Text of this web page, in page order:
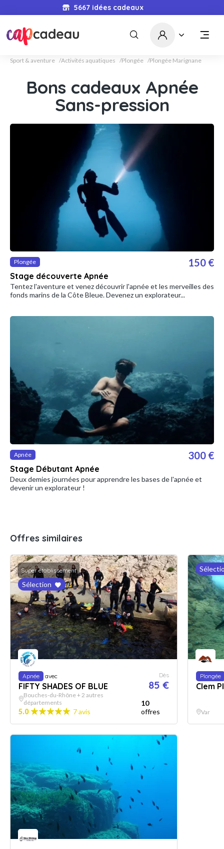
5667 idées cadeaux
Sport & aventure Activités aquatiques Plongée Plongée Marignane
Bons cadeaux Apnée
Sans-pression
Plongée
Stage découverte Apnée
150 €
Tentez l'aventure et venez découvrir l'apnée et les merveilles des
fonds marins de la Côte Bleue. Devenez un explorateur...
Apnée
Stage Débutant Apnée
300 €
Deux demies journées pour apprendre les bases de l'apnée et
devenir un explorateur !
Offres similaires
Super établissement
Sélection
Apnée avec
FIFTY SHADES OF BLUE
Dès
85 €
Bouches-du-Rhône + 2 autres
départements
5.0 7 avis
10
offres
Plongée
Clem
Var